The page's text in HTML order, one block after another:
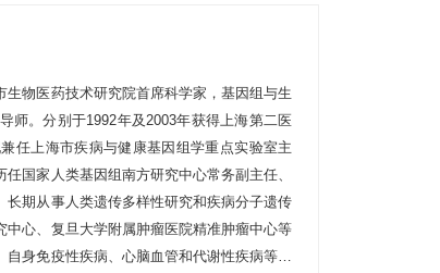
术方法综合评价研究（十一五支撑计划）、
、国家自然基金海外及港澳学者项目等多项
余篇；参编书目曾获得第四届中国人口科学
会理事，上海市人口学会会员，复旦大学公
理委员会委员，《中国生育健康》杂志副主
Andrology》编委。
物医药技术研究院首席科学家，基因组与生
师。分别于1992年及2003年获得上海第二医
任上海市疾病与健康基因组学重点实验室主
国家人类基因组南方研究中心常务副主任、
期从事人类遗传多样性研究和疾病分子遗传
心、复旦大学附属肿瘤医院精准肿瘤中心等
身免疫性疾病、心脑血管和代谢性疾病等多